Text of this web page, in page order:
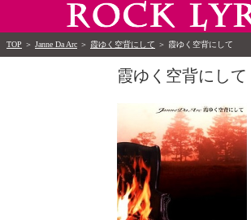
TOP ＞ Janne Da Arc ＞ 霞ゆく空背にして ＞ 霞ゆく空背にして
霞ゆく空背にして